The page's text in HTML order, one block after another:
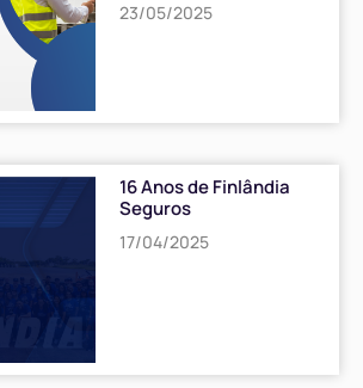
23/05/2025
16 Anos de Finlândia
Seguros
17/04/2025